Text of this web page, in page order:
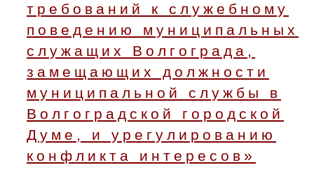
требований к служебному
поведению муниципальных
служащих Волгограда,
замещающих должности
муниципальной службы в
Волгоградской городской
Думе, и урегулированию
конфликта интересов»